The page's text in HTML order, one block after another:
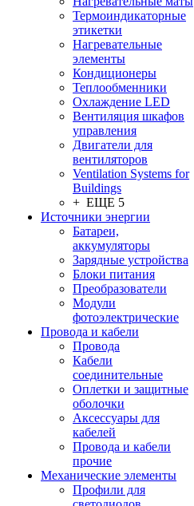
Термоиндикаторные
этикетки
Нагревательные
элементы
Кондиционеры
Теплообменники
Охлаждение LED
Вентиляция шкафов
управления
Двигатели для
вентиляторов
Ventilation Systems for
Buildings
+ ЕЩЕ 5
Источники энергии
Батареи,
аккумуляторы
Зарядные устройства
Блоки питания
Преобразователи
Модули
фотоэлектрические
Провода и кабели
Провода
Кабели
соединительные
Оплетки и защитные
оболочки
Аксессуары для
кабелей
Провода и кабели
прочие
Механические элементы
Профили для